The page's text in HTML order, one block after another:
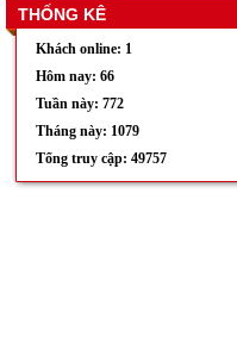
THỐNG KÊ
Khách online: 1
Hôm nay: 66
Tuần này: 772
Tháng này: 1079
Tổng truy cập: 49757